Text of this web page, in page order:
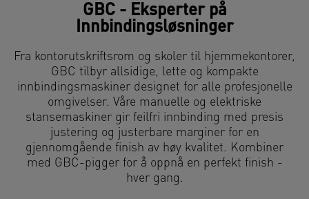
GBC - Eksperter på
Innbindingsløsninger
Fra kontorutskriftsrom og skoler til hjemmekontorer,
GBC tilbyr allsidige, lette og kompakte
innbindingsmaskiner designet for alle profesjonelle
omgivelser. Våre manuelle og elektriske
stansemaskiner gir feilfri innbinding med presis
justering og justerbare marginer for en
gjennomgående finish av høy kvalitet. Kombiner
med GBC-pigger for å oppnå en perfekt finish -
hver gang.